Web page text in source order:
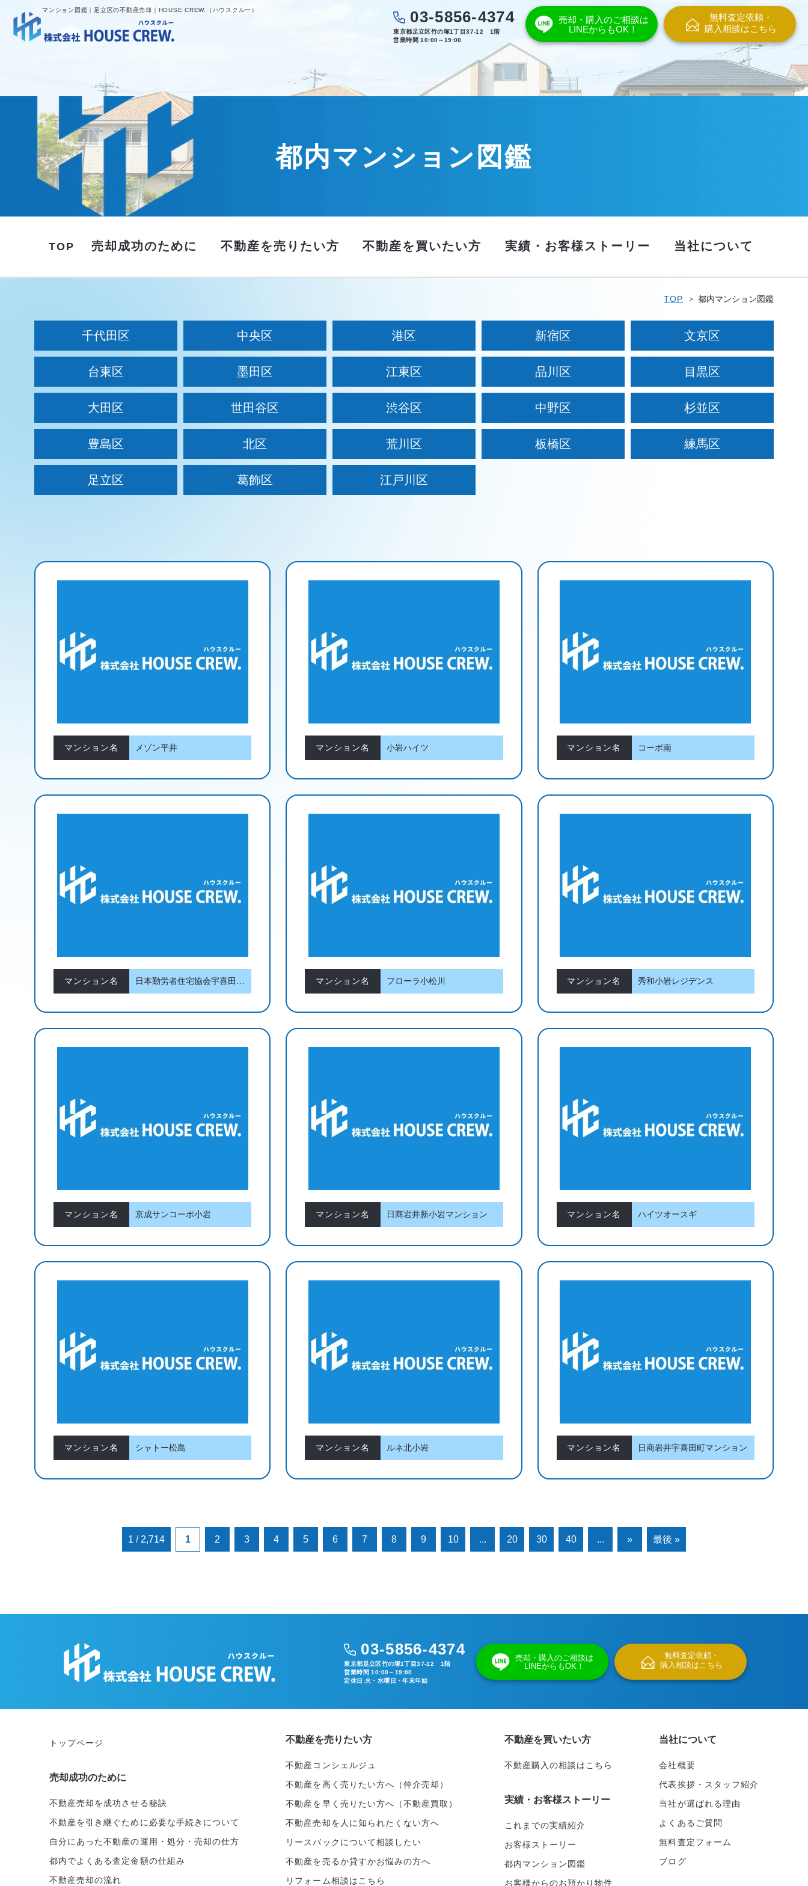
マンション図鑑｜足立区の不動産売却｜HOUSE CREW.（ハウスクルー） 03-5856-4374
東京都足立区竹の塚1丁目37-12 1階
営業時間 10:00～19:00
売却・購入のご相談は
LINEからもOK！
無料査定依頼・
購入相談はこちら
都内マンション図鑑
TOP 売却成功のために 不動産を売りたい方 不動産を買いたい方 実績・お客様ストーリー 当社について
TOP 都内マンション図鑑
千代田区 中央区 港区 新宿区 文京区
台東区 墨田区 江東区 品川区 目黒区
大田区 世田谷区 渋谷区 中野区 杉並区
豊島区 北区 荒川区 板橋区 練馬区
足立区 葛飾区 江戸川区
マンション名 メゾン平井 マンション名 小岩ハイツ マンション名 コーポ南
マンション名 マンション名 フローラ小松川 マンション名 秀和小岩レジデンス
マンション名 京成サンコーポ小岩 マンション名 日商岩井新小岩マンション マンション名 ハイツオースギ
マンション名 シャトー松島 マンション名 ルネ北小岩 マンション名 日商岩井宇喜田町マンション
1 / 2,714 1 2 3 4 5 6 7 8 9 10 ... 20 30 40 ... » 最後 »
03-5856-4374
東京都足立区竹の塚1丁目37-12 1階
営業時間 10:00～19:00
定休日:火・水曜日・年末年始
売却・購入のご相談は
LINEからもOK！
無料査定依頼・
購入相談はこちら
トップページ
売却成功のために
不動産売却を成功させる秘訣
不動産を引き継ぐために必要な手続きについて
自分にあった不動産の運用・処分・売却の仕方
都内でよくある査定金額の仕組み
不動産売却の流れ
不動産を売りたい方
不動産コンシェルジュ
不動産を高く売りたい方へ（仲介売却）
不動産を早く売りたい方へ（不動産買取）
不動産売却を人に知られたくない方へ
リースバックについて相談したい
不動産を売るか貸すかお悩みの方へ
リフォーム相談はこちら
不動産を買いたい方
不動産購入の相談はこちら
実績・お客様ストーリー
これまでの実績紹介
お客様ストーリー
都内マンション図鑑
お客様からのお預かり物件
当社について
会社概要
代表挨拶・スタッフ紹介
当社が選ばれる理由
よくあるご質問
無料査定フォーム
ブログ